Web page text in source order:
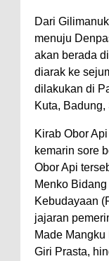
Dari
menuju
akan berada
diarak ke
dilakukan di
Kuta,
Kirab Obor
kemarin sore
Obor Api
Menko
Kebudayaan
jajaran
Made
Giri Prasta,